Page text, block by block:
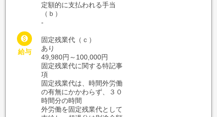

給与
定額的に支払われる手当
（ｂ）
-
固定残業代（ｃ）
あり
49,980円～100,000円
固定残業代に関する特記事
項
固定残業代は、時間外労働
の有無にかかわらず、３０
時間分の時間
外労働を固定残業代として